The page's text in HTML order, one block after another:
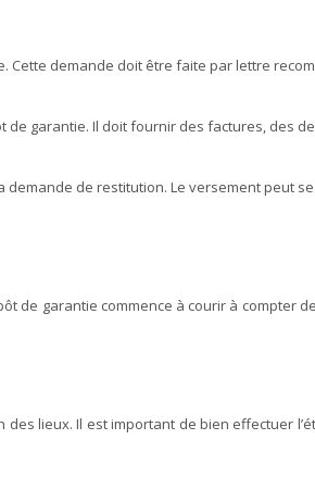
demande doit être faite par lettre
garantie. Il doit fournir des factures, des
de restitution. Le versement peut
de garantie commence à courir à compter
lieux. Il est important de bien effectuer